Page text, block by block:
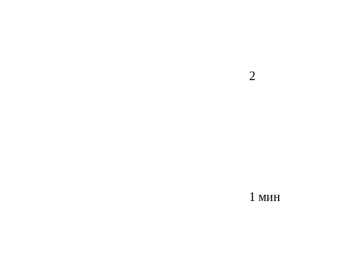
2
1 мин